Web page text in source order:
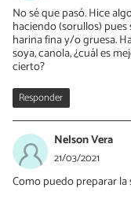
No sé que pasó. Hice
haciendo (sorullos)
harina fina y/o gruesa.
soya, canola, ¿cuál es
cierto?
Responder
Nelson Vera
21/03/2021
Como puedo preparar la